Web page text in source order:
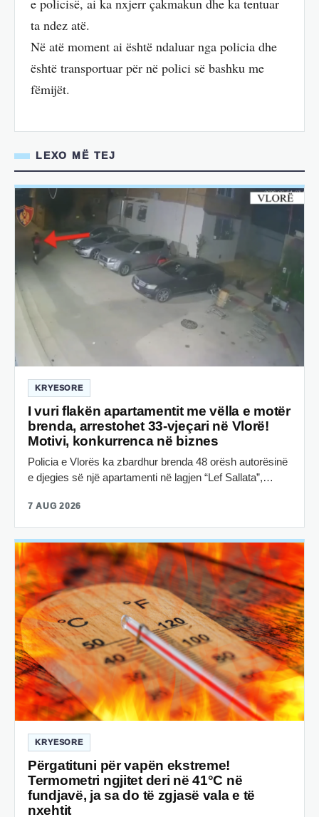
ta ndez atë.
Në atë moment ai është ndaluar nga policia dhe
është transportuar për në polici së bashku me
fëmijët.
LEXO MË TEJ
KRYESORE
I vuri flakën apartamentit me vëlla e motër
brenda, arrestohet 33-vjeçari në Vlorë!
Motivi, konkurrenca në biznes
Policia e Vlorës ka zbardhur brenda 48 orësh autorësinë
e djegies së një apartamenti në lagjen “Lef Sallata”,…
7 AUG 2026
KRYESORE
Përgatituni për vapën ekstreme!
Termometri ngjitet deri në 41°C në
fundjavë, ja sa do të zgjasë vala e të
nxehtit